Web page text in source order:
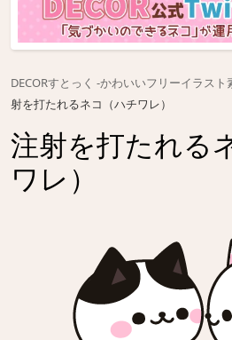
DECORすとっく -かわいいフリーイラスト
射を打たれるネコ（ハチワレ）
注射を打たれる
ワレ）